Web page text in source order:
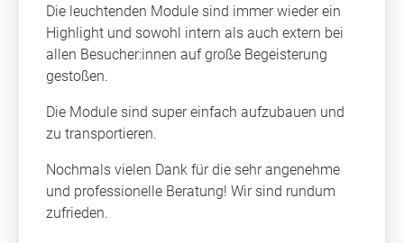
Die leuchtenden Module sind immer wieder ein
Highlight und sowohl intern als auch extern bei
allen Besucher:innen auf große Begeisterung
gestoßen.
Die Module sind super einfach aufzubauen und
zu transportieren.
Nochmals vielen Dank für die sehr angenehme
und professionelle Beratung! Wir sind rundum
zufrieden.